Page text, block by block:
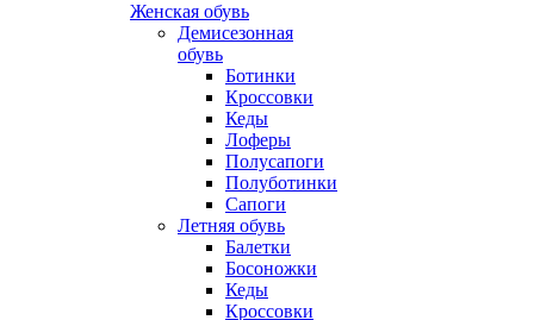
Женская обувь
Демисезонная
обувь
Ботинки
Кроссовки
Кеды
Лоферы
Полусапоги
Полуботинки
Сапоги
Летняя обувь
Балетки
Босоножки
Кеды
Кроссовки